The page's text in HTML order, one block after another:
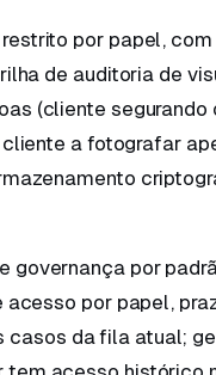
por papel,
de auditoria de
(cliente segurando
a fotografar
governança por
por papel,
casos da fila atual;